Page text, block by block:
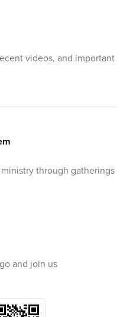
videos, and
through gatherings
and join us